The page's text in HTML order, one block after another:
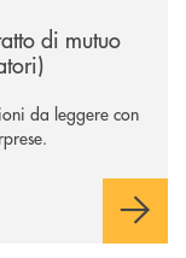
di mutuo
da leggere con